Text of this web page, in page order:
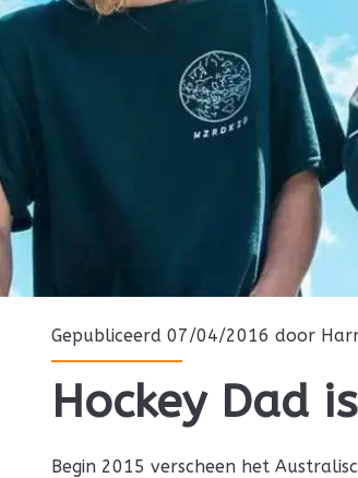
Gepubliceerd 07/04/2016 door
Hockey Dad
Begin 2015 verscheen het